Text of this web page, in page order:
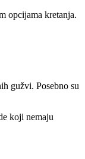
opcijama kretanja.
gužvi. Posebno su
koji nemaju